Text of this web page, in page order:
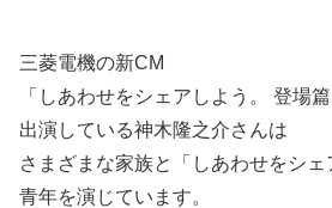
三菱電機の新CM
「しあわせをシェアしよう。 登場
出演している神木隆之介さんは
さまざまな家族と「しあわせをシェ
青年を演じています。